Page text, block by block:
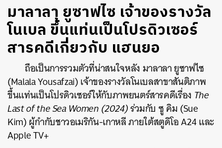
มาลาลา ยูซาฟไซ เจ้าของรางวัล
โนเบล ขึ้นแท่นเป็นโปรดิวเซอร์
สารคดีเกี่ยวกับ แฮนยอ
ถือเป็นการรวมตัวที่น่าสนใจหลัง มาลาลา ยูซาฟไซ
(Malala Yousafzai) เจ้าของรางวัลโนเบลสาขาสันติภาพ
ขึ้นแท่นเป็นโปรดิวเซอร์ให้กับภาพยนตร์สารคดีเรื่อง The
Last of the Sea Women (2024)ร่วมกับ ซู คิม (Sue
Kim) ผู้กำกับชาวอเมริกัน-เกาหลี ภายใต้สตูดิโอ A24 และ
Apple TV+